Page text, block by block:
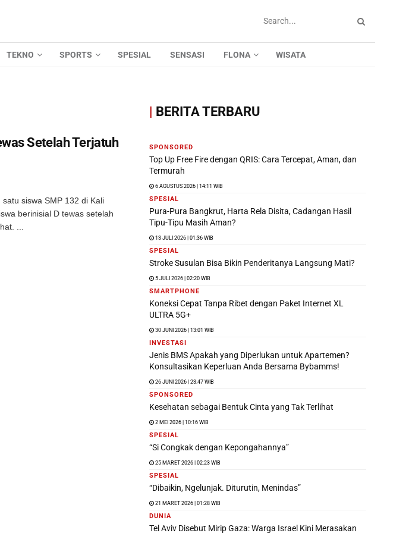
TEKNO SPORTS SPESIAL SENSASI FLONA WISATA
Setelah Terjatuh
siswa SMP 132 di Kali
berinisial D tewas setelah
...
| BERITA TERBARU
SPONSORED
Top Up Free Fire dengan QRIS: Cara Tercepat, Aman, dan
Termurah
6 AGUSTUS 2026 | 14:11 WIB
SPESIAL
Pura-Pura Bangkrut, Harta Rela Disita, Cadangan Hasil
Tipu-Tipu Masih Aman?
13 JULI 2026 | 01:36 WIB
SPESIAL
Stroke Susulan Bisa Bikin Penderitanya Langsung Mati?
5 JULI 2026 | 02:20 WIB
SMARTPHONE
Koneksi Cepat Tanpa Ribet dengan Paket Internet XL
ULTRA 5G+
30 JUNI 2026 | 13:01 WIB
INVESTASI
Jenis BMS Apakah yang Diperlukan untuk Apartemen?
Konsultasikan Keperluan Anda Bersama Bybamms!
26 JUNI 2026 | 23:47 WIB
SPONSORED
Kesehatan sebagai Bentuk Cinta yang Tak Terlihat
2 MEI 2026 | 10:16 WIB
SPESIAL
“Si Congkak dengan Kepongahannya”
25 MARET 2026 | 02:23 WIB
SPESIAL
“Dibaikin, Ngelunjak. Diturutin, Menindas”
21 MARET 2026 | 01:28 WIB
DUNIA
Tel Aviv Disebut Mirip Gaza: Warga Israel Kini Merasakan